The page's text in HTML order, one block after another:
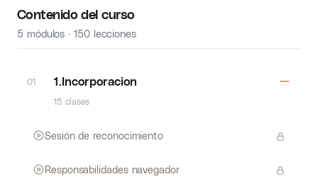
Contenido del curso
5 módulos · 150 lecciones
01 1.Incorporacion
15 clases
Sesión de reconocimiento
Responsabilidades navegador